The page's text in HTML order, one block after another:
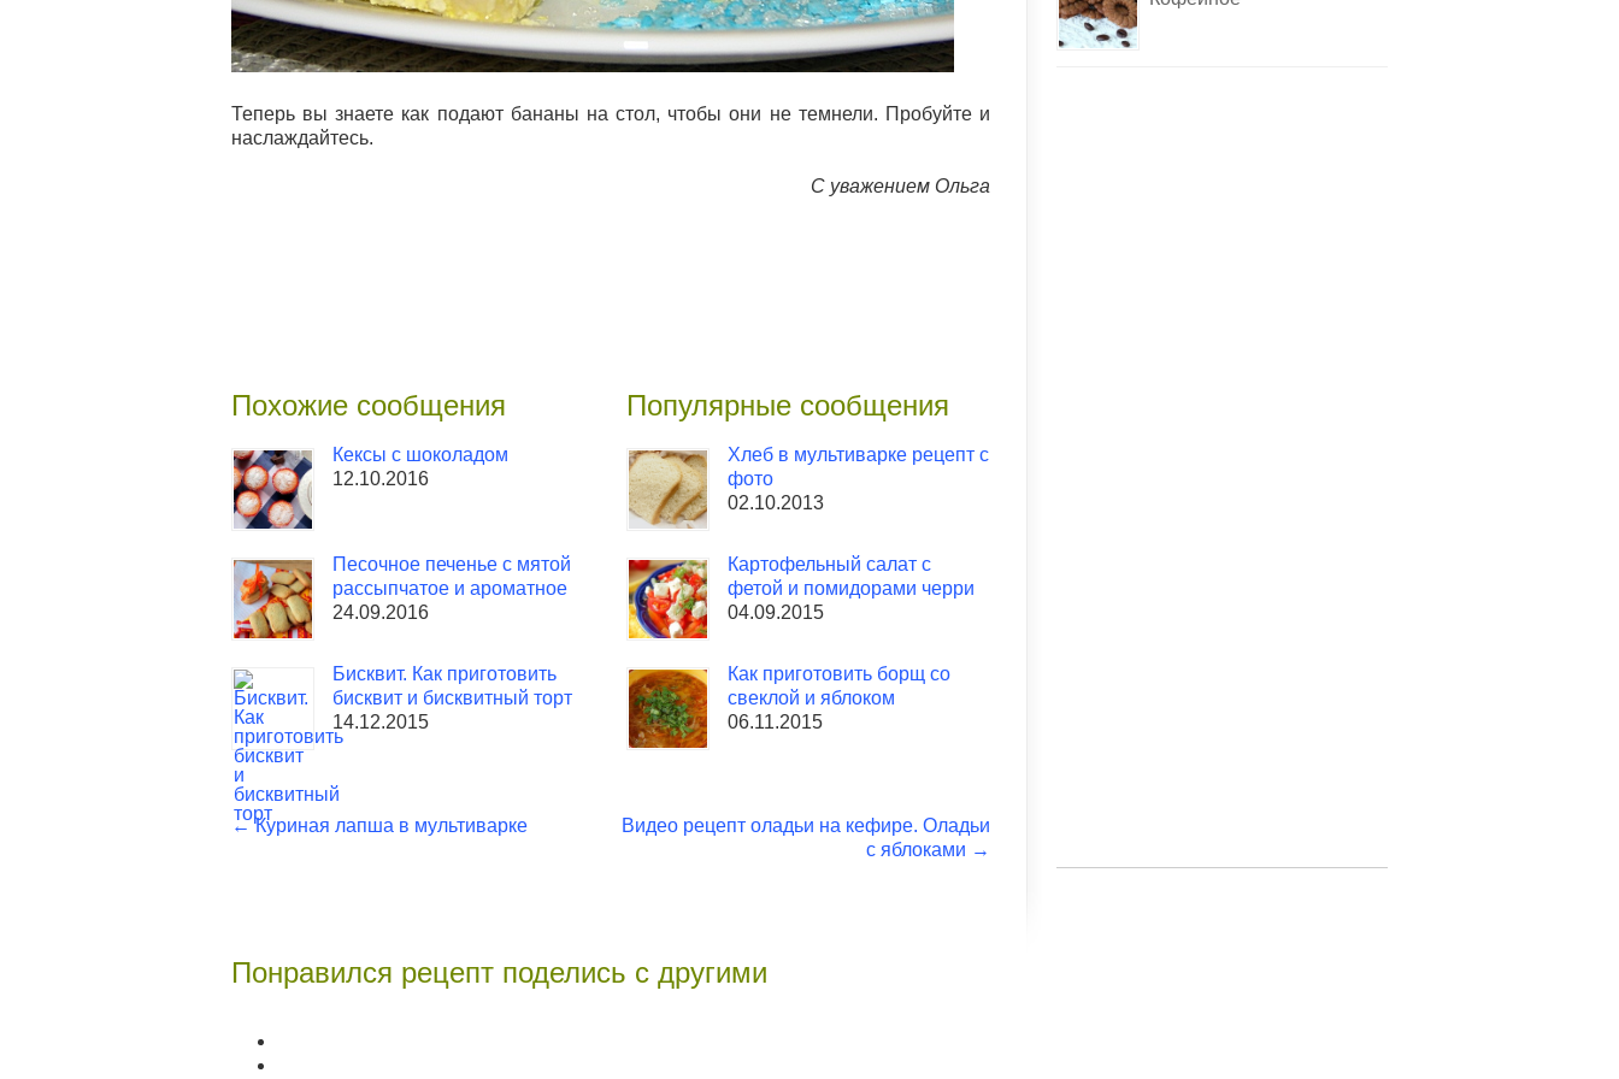
Теперь вы знаете как подают бананы на стол, чтобы они не темнели. Пробуйте и
наслаждайтесь.
С уважением Ольга
Похожие сообщения
Кексы с шоколадом
12.10.2016
Песочное печенье с мятой
рассыпчатое и ароматное
24.09.2016
Бисквит. Как приготовить
бисквит и бисквитный торт
14.12.2015
Популярные сообщения
Хлеб в мультиварке рецепт с
фото
02.10.2013
Картофельный салат с
фетой и помидорами черри
04.09.2015
Как приготовить борщ со
свеклой и яблоком
06.11.2015
←Куриная лапша в мультиварке
Видео рецепт оладьи на кефире. Оладьи
с яблоками →
Понравился рецепт поделись с другими